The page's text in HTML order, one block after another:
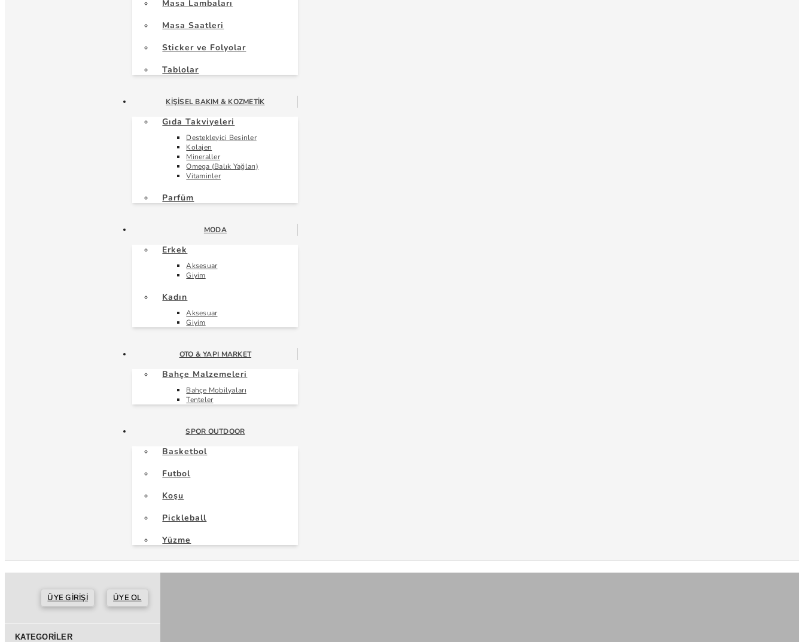
Masa Lambaları
Masa Saatleri
Sticker ve Folyolar
Tablolar
KIŞISEL BAKIM & KOZMETIK
Gıda Takviyeleri
Destekleyici Besinler
Kolajen
Mineraller
Omega (Balık Yağları)
Vitaminler
Parfüm
MODA
Erkek
Aksesuar
Giyim
Kadın
Aksesuar
Giyim
OTO & YAPI MARKET
Bahçe Malzemeleri
Bahçe Mobilyaları
Tenteler
SPOR OUTDOOR
Basketbol
Futbol
Koşu
Pickleball
Yüzme
ÜYE GIRIŞI ÜYE OL
KATEGORILER